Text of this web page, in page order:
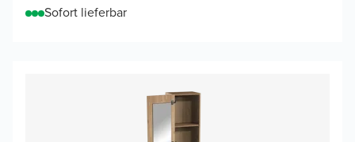
Sofort lieferbar